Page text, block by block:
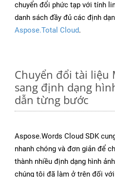
chuyển đổi phức tạp với tính
danh sách đầy đủ các định
Aspose.Total Cloud.
Chuyển đổi tài liệu
sang định dạng
dẫn từng bước
Aspose.Words Cloud SDK
nhanh chóng và đơn giản để
thành nhiều định dạng hình
chúng tôi đã làm ở trên đối